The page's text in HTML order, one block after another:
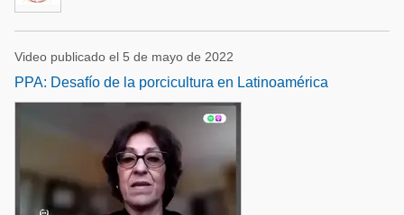
Video publicado el 5 de mayo de 2022
PPA: Desafío de la porcicultura en Latinoamérica